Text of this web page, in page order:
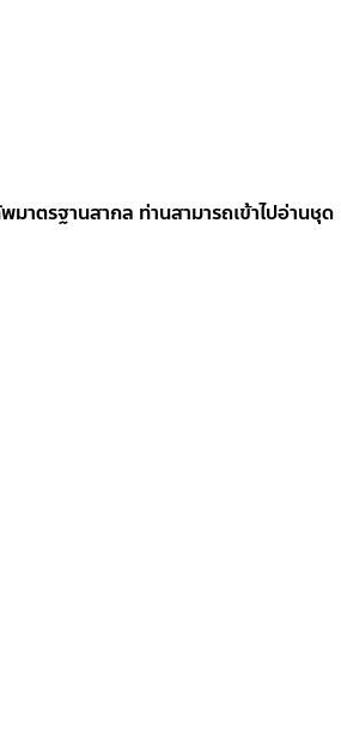
ตรฐานสากล ท่านสามารถเข้าไปอ่านชุด